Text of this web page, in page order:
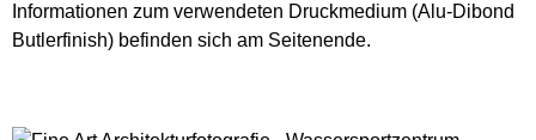
Informationen zum verwendeten Druckmedium (Alu-Dibond
Butlerfinish) befinden sich am Seitenende.